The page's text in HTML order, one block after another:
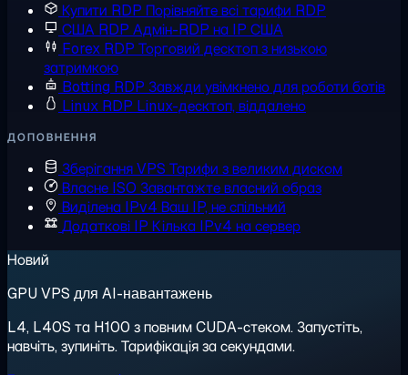
Купити RDP Порівняйте всі тарифи RDP
США RDP Адмін-RDP на IP США
Forex RDP Торговий десктоп з низькою
затримкою
Botting RDP Завжди увімкнено для роботи ботів
Linux RDP Linux-десктоп, віддалено
ДОПОВНЕННЯ
Зберігання VPS Тарифи з великим диском
Власне ISO Завантажте власний образ
Виділена IPv4 Ваш IP, не спільний
Додаткові IP Кілька IPv4 на сервер
Новий
GPU VPS для AI-навантажень
L4, L40S та H100 з повним CUDA-стеком. Запустіть,
навчіть, зупиніть. Тарифікація за секундами.